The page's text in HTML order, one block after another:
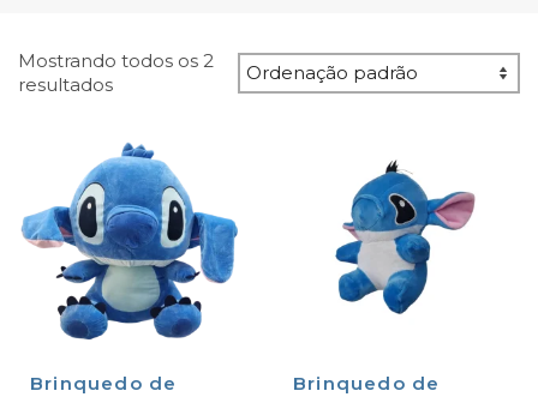
Mostrando todos os 2
resultados
Brinquedo de
Brinquedo de